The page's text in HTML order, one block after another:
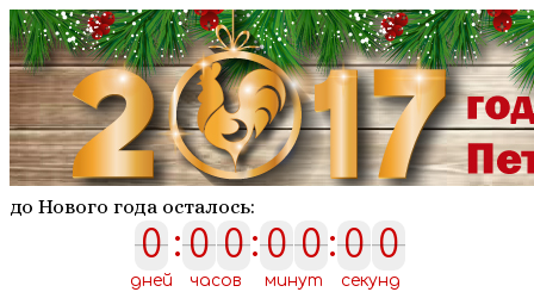
до Нового года осталось:
0
0
дней
:0
0 0
0
часов
:0
0 0
0
минут
:0
0 0
0
секунд